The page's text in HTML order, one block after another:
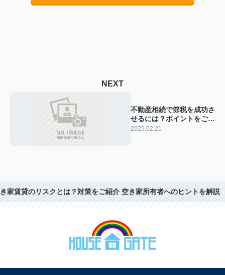
NEXT
不動産相続で節税を成功さ
せるには？ポイントをご紹
介
2025.02.21
家賃貸のリスクとは？対策をご紹介 空き家所有者へのヒントを解説